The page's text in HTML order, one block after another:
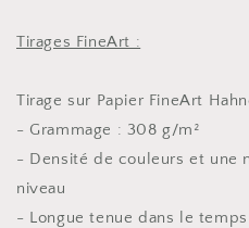
Tirages FineArt :
Tirage sur Papier FineArt
- Grammage : 308 g/m²
- Densité de couleurs et une
niveau
- Longue tenue dans le temps